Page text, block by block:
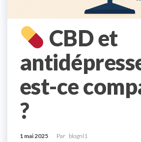
CBD et
est-ce
?
1 mai 2025 Par blognl1